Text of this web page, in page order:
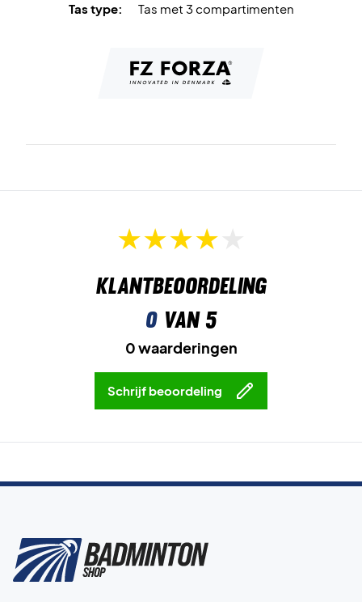
Tas type:
Tas met 3 compartimenten
Klantbeoordeling
0van 5
0 waarderingen
Schrijf beoordeling